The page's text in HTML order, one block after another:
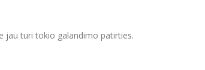
jau turi tokio galandimo patirties.